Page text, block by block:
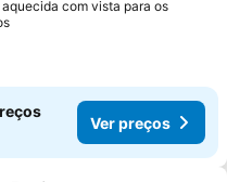
com vista para os
Ver preços